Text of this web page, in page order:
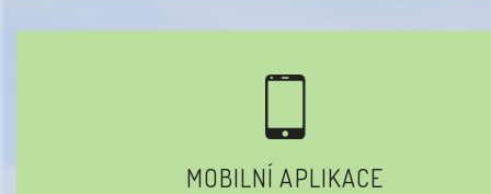
MOBILNÍ APLIKACE